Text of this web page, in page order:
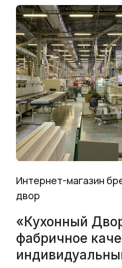
Интернет-магазин
двор
«Кухонный
фабричное